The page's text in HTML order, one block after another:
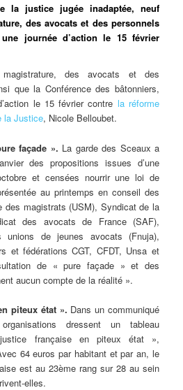
la justice jugée inadaptée, neuf
des avocats et des personnels
journée d’action le 15 février
des avocats et des
que la Conférence des bâtonniers,
le 15 février contre la réforme
la Justice, Nicole Belloubet.
façade ». La garde des Sceaux a
des propositions issues d’une
et censées nourrir une loi de
au printemps en conseil des
des magistrats (USM), Syndicat de la
des avocats de France (SAF),
unions de jeunes avocats (Fnuja),
et fédérations CGT, CFDT, Unsa et
de « pure façade » et des
aucun compte de la réalité ».
piteux état ». Dans un communiqué
dressent un tableau
française en piteux état »,
64 euros par habitant et par an, le
est au 23ème rang sur 28 au sein
elles.